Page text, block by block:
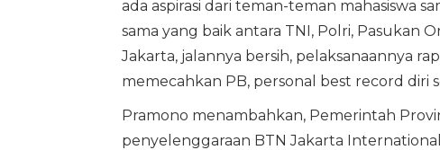
ada aspirasi dari teman-teman mahasiswa
sama yang baik antara TNI, Polri, Pasukan
Jakarta, jalannya bersih, pelaksanaannya
memecahkan PB, personal best record diri
Pramono menambahkan, Pemerintah
penyelenggaraan BTN Jakarta